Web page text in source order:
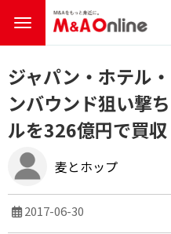
ジャパン・ホテル
ンバウンド狙い撃
ルを326億円で買収
麦とホップ
2017-06-30